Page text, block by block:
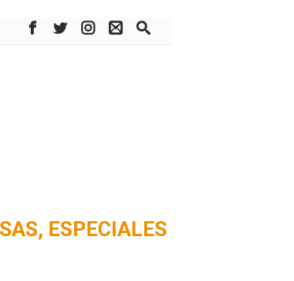
ESPECIALES